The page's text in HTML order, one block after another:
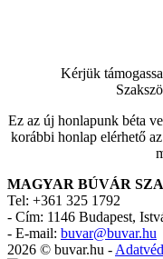
Kérjük
Ez az új honlapunk béta
korábbi honlap elérhető az
MAGYAR BÚVÁR
Tel: +361 325 1792
- Cím: 1146 Budapest,
- E-mail: buvar@buvar.hu
2026 © buvar.hu -